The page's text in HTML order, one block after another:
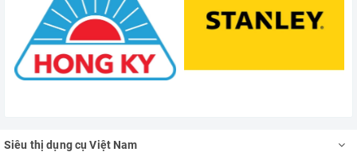
Siêu thị dụng cụ Việt Nam